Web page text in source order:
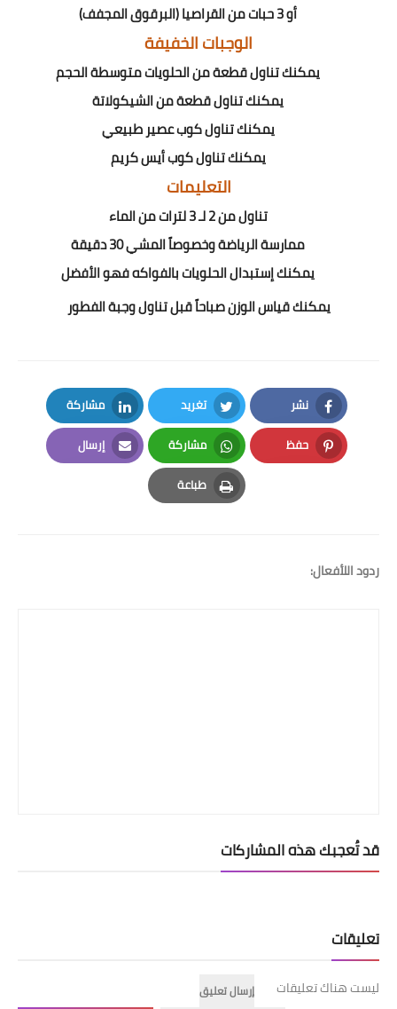
أو 3 حبات من القراصيا (البرقوق المجفف)
الوجبات الخفيفة
يمكنك تناول قطعة من الحلويات متوسطة الحجم
يمكنك تناول قطعة من الشيكولاتة
يمكنك تناول كوب عصير طبيعي
يمكنك تناول كوب أيس كريم
التعليمات
تناول من 2 لـ 3 لترات من الماء
ممارسة الرياضة وخصوصاً المشي 30 دقيقة
يمكنك إستبدال الحلويات بالفواكه فهو الأفضل
يمكنك قياس الوزن صباحاً قبل تناول وجبة الفطور
نشر
Facebook
تغريد
Twitter
مشاركة
LinkedIn
حفظ
Pinterest
مشاركة
Whatsapp
إرسال
Email
طباعة
Print
ردود اللأفعال:
قد تُعجبك هذه المشاركات
تعليقات
ليست هناك تعليقات إرسال تعليق